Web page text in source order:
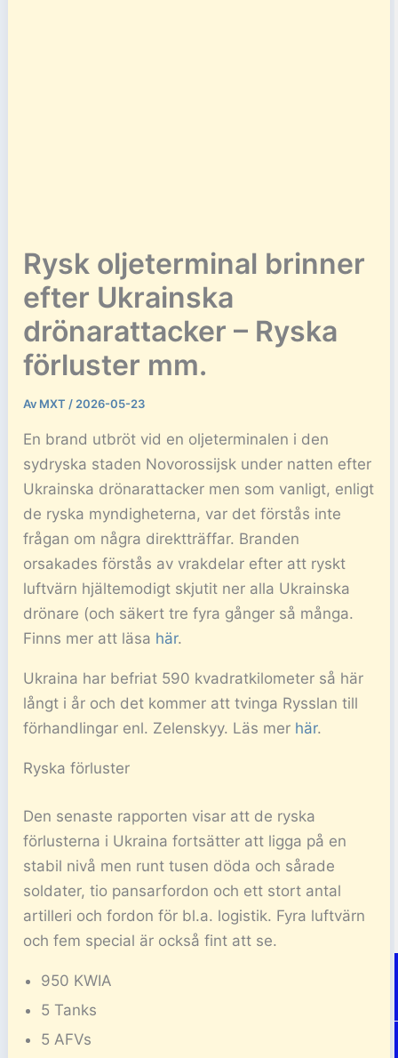
Rysk oljeterminal brinner
efter Ukrainska
drönarattacker – Ryska
förluster mm.
Av MXT / 2026-05-23
En brand utbröt vid en oljeterminalen i den
sydryska staden Novorossijsk under natten efter
Ukrainska drönarattacker men som vanligt, enligt
de ryska myndigheterna, var det förstås inte
frågan om några direktträffar. Branden
orsakades förstås av vrakdelar efter att ryskt
luftvärn hjältemodigt skjutit ner alla Ukrainska
drönare (och säkert tre fyra gånger så många.
Finns mer att läsa här.
Ukraina har befriat 590 kvadratkilometer så här
långt i år och det kommer att tvinga Rysslan till
förhandlingar enl. Zelenskyy. Läs mer här.
Ryska förluster
Den senaste rapporten visar att de ryska
förlusterna i Ukraina fortsätter att ligga på en
stabil nivå men runt tusen döda och sårade
soldater, tio pansarfordon och ett stort antal
artilleri och fordon för bl.a. logistik. Fyra luftvärn
och fem special är också fint att se.
950 KWIA
5 Tanks
5 AFVs